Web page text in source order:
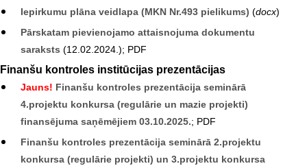
Iepirkumu plāna veidlapa (MKN Nr.493 pielikums) (docx)
Pārskatam pievienojamo attaisnojuma dokumentu
saraksts (12.02.2024.); PDF
Finanšu kontroles institūcijas prezentācijas
Jauns! Finanšu kontroles prezentācija seminārā
4.projektu konkursa (regulārie un mazie projekti)
finansējuma saņēmējiem 03.10.2025.; PDF
Finanšu kontroles prezentācija seminārā 2.projektu
konkursa (regulārie projekti) un 3.projektu konkursa